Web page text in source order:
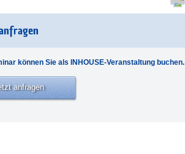
können Sie als INHOUSE-Veranstaltung buchen.
anfragen